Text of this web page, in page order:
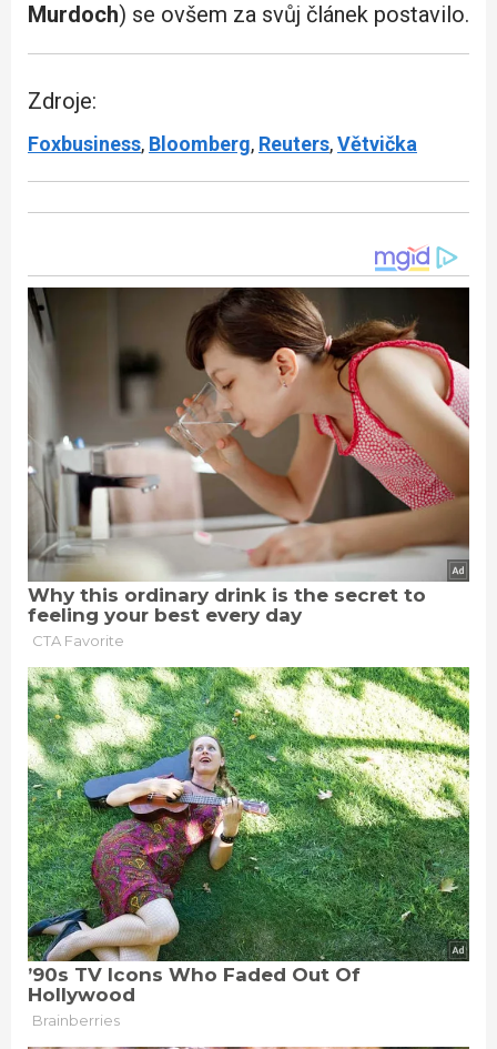
Murdoch) se ovšem za svůj článek postavilo.
Zdroje:
Foxbusiness, Bloomberg, Reuters,Větvička